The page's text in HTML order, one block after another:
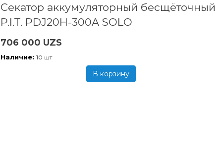
Секатор аккумуляторный бесщёточный
P.I.T. PDJ20H-300A SOLO
706 000 UZS
Наличие: 10 шт
В корзину